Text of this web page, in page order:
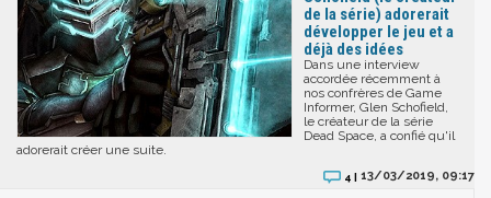
de la série) adorerait
développer le jeu et a
déjà des idées
Dans une interview
accordée récemment à
nos confrères de Game
Informer, Glen Schofield,
le créateur de la série
Dead Space, a confié qu'il
adorerait créer une suite.
4 | 13/03/2019, 09:17